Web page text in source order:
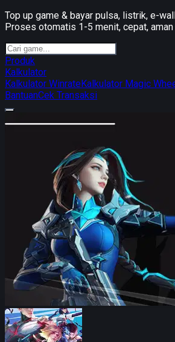
Top up game & bayar pulsa, listrik, e-
Proses otomatis 1-5 menit, cepat,
Produk
Kalkulator
Kalkulator WinrateKalkulator Magic
BantuanCek Transaksi